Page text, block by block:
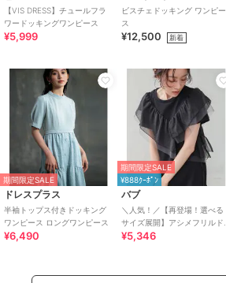
【VIS DRESS】チュールフラ
ワードッキングワンピース
¥5,999
ビスチェドッキング ワンピー
ス
¥12,500 新着
期間限定SALE
ドレスプラス
半袖トップス付きドッキング
ワンピース ロングワンピース
¥6,490
期間限定SALE
¥888ｸｰﾎﾟﾝ
バブ
＼人気！／【再登場！選べる
サイズ展開】アシメフリルド
ッキングワンピース
¥5,346